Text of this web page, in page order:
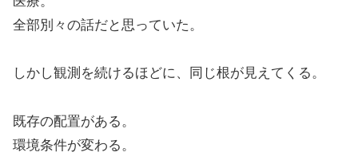
全部別々の話だと思っていた。
しかし観測を続けるほどに、同じ根が見えてくる。
既存の配置がある。
環境条件が変わる。